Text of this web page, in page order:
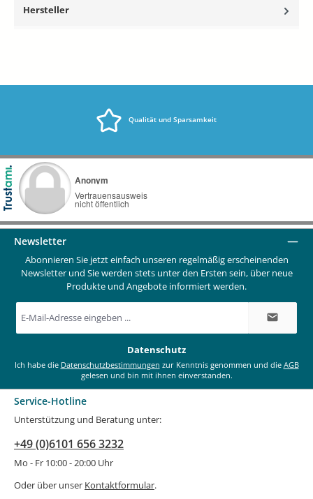
Hersteller
Qualität und Sparsamkeit
Newsletter
Abonnieren Sie jetzt einfach unseren regelmäßig erscheinenden
Newsletter und Sie werden stets unter den Ersten sein, über neue
Produkte und Angebote informiert werden.
Mail-
Datenschutz
Ich habe die Datenschutzbestimmungen zur Kenntnis genommen und die AGB
gelesen und bin mit ihnen einverstanden.
Service-Hotline
Unterstützung und Beratung unter:
+49 (0)6101 656 3232
Mo - Fr 10:00 - 20:00 Uhr
Oder über unser Kontaktformular.